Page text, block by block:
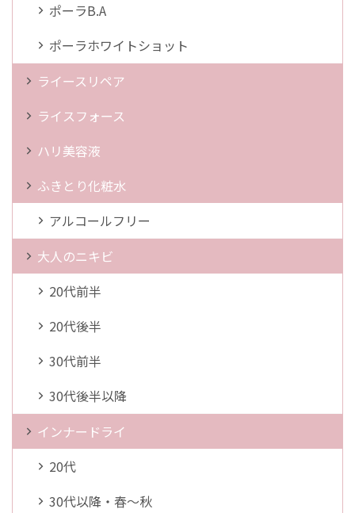
ポーラB.A
ポーラホワイトショット
ライースリペア
ライスフォース
ハリ美容液
ふきとり化粧水
アルコールフリー
大人のニキビ
20代前半
20代後半
30代前半
30代後半以降
インナードライ
20代
30代以降・春～秋